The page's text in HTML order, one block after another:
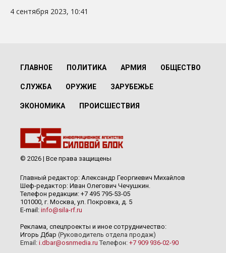
4 сентября 2023, 10:41
ГЛАВНОЕ ПОЛИТИКА АРМИЯ ОБЩЕСТВО
СЛУЖБА ОРУЖИЕ ЗАРУБЕЖЬЕ
ЭКОНОМИКА ПРОИСШЕСТВИЯ
© 2026 | Все права защищены
Главный редактор: Александр Георгиевич Михайлов
Шеф-редактор: Иван Олегович Чечушкин.
Телефон редакции: +7 495 795-53-05
101000, г. Москва, ул. Покровка, д. 5
E-mail: info@sila-rf.ru
Реклама, спецпроекты и иное сотрудничество:
Игорь Дбар (Руководитель отдела продаж)
Email: i.dbar@osnmedia.ru Телефон: +7 909 936-02-90